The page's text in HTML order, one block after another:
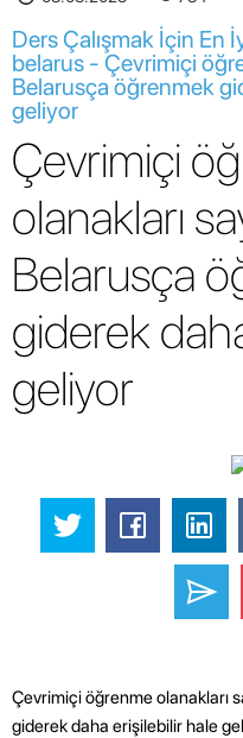
Ders Çalışmak İçin En
belarus - Çevrimiçi
Belarusça öğrenmek
geliyor
Çevrimiçi
olanakları
Belarusça
giderek
geliyor
Çevrimiçi öğrenme olanakları
giderek daha erişilebilir hale